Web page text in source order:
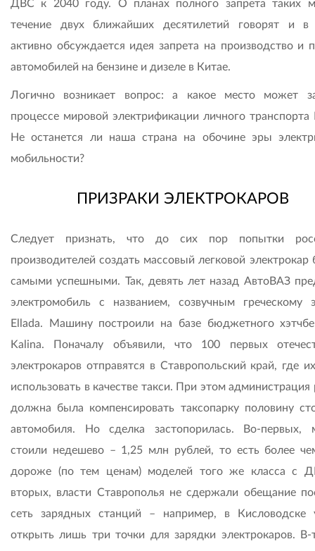
ДВС к 2040 году. О планах полного запрета таких
течение двух ближайших десятилетий говорят и
активно обсуждается идея запрета на производство и
автомобилей на бензине и дизеле в Китае.
Логично возникает вопрос: а какое место может
процессе мировой электрификации личного транспорта
Не останется ли наша страна на обочине эры
мобильности?
ПРИЗРАКИ ЭЛЕКТРОКАРОВ
Следует признать, что до сих пор попытки
производителей создать массовый легковой электрокар
самыми успешными. Так, девять лет назад АвтоВАЗ
электромобиль с названием, созвучным греческому
Ellada. Машину построили на базе бюджетного
Kalina. Поначалу объявили, что 100 первых
электрокаров отправятся в Ставропольский край, где
использовать в качестве такси. При этом администрация
должна была компенсировать таксопарку половину
автомобиля. Но сделка застопорилась. Во-первых,
стоили недешево – 1,25 млн руб­лей, то есть более
дороже (по тем ценам) моделей того же класса с
вторых, власти Ставрополья не сдержали обещание
сеть зарядных станций – например, в Кисловодске
открыть лишь три точки для зарядки электрокаров. В-